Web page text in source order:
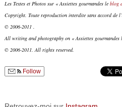
Les Textes et Photos sur « Assiettes gourmandes le blog
Copyright. Toute reproduction interdite sans accord de
© 2006-2011 .
All writing and photography on « Assiettes gourmandes
© 2006-2011. All rights reserved.
Follow